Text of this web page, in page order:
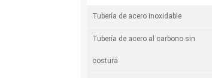
Tubería de acero inoxidable
Tubería de acero al carbono sin
costura